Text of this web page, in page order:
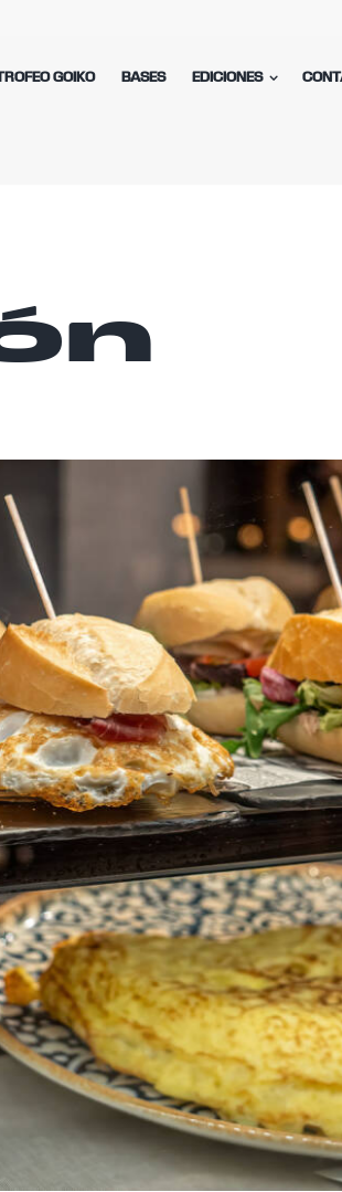
GOIKO BASES EDICIONES